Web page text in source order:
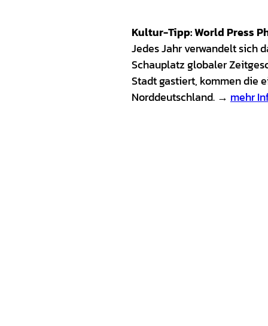
Kultur-Tipp: World Press
Jedes Jahr verwandelt sich
Schauplatz globaler
Stadt gastiert, kommen die
Norddeutschland. → mehr